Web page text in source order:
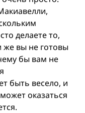
делаете то,
же вы не готовы
бы вам не
быть весело, и
оказаться